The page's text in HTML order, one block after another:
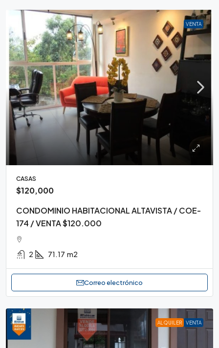
VENTA
CASAS
$120,000
CONDOMINIO HABITACIONAL ALTAVISTA / COE-
174 / VENTA $120.000
2 71.17 m2
Correo electrónico
ALQUILER VENTA